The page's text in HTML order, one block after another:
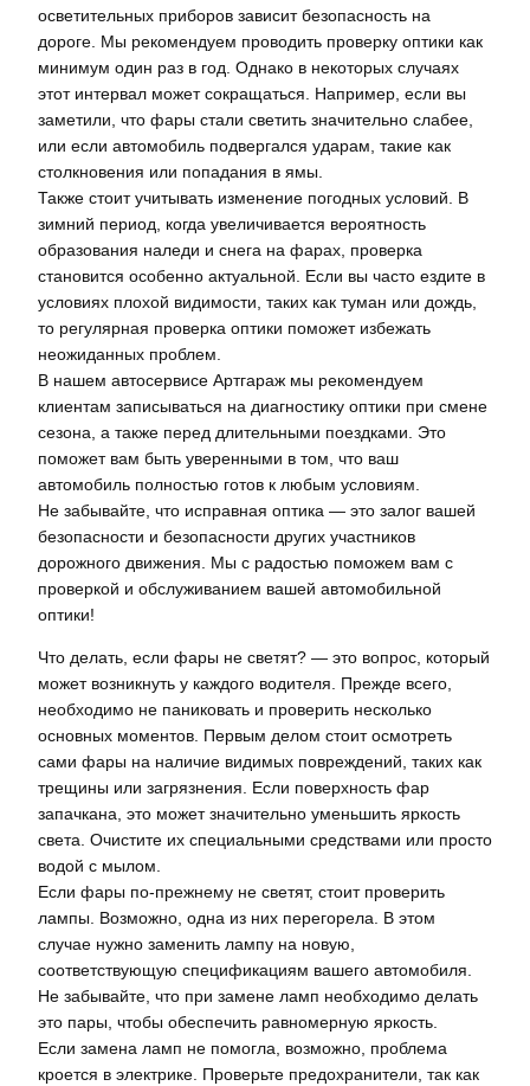
осветительных приборов зависит безопасность на
дороге. Мы рекомендуем проводить проверку оптики как
минимум один раз в год. Однако в некоторых случаях
этот интервал может сокращаться. Например, если вы
заметили, что фары стали светить значительно слабее,
или если автомобиль подвергался ударам, такие как
столкновения или попадания в ямы.
Также стоит учитывать изменение погодных условий. В
зимний период, когда увеличивается вероятность
образования наледи и снега на фарах, проверка
становится особенно актуальной. Если вы часто ездите в
условиях плохой видимости, таких как туман или дождь,
то регулярная проверка оптики поможет избежать
неожиданных проблем.
В нашем автосервисе Артгараж мы рекомендуем
клиентам записываться на диагностику оптики при смене
сезона, а также перед длительными поездками. Это
поможет вам быть уверенными в том, что ваш
автомобиль полностью готов к любым условиям.
Не забывайте, что исправная оптика — это залог вашей
безопасности и безопасности других участников
дорожного движения. Мы с радостью поможем вам с
проверкой и обслуживанием вашей автомобильной
оптики!
Что делать, если фары не светят? — это вопрос, который
может возникнуть у каждого водителя. Прежде всего,
необходимо не паниковать и проверить несколько
основных моментов. Первым делом стоит осмотреть
сами фары на наличие видимых повреждений, таких как
трещины или загрязнения. Если поверхность фар
запачкана, это может значительно уменьшить яркость
света. Очистите их специальными средствами или просто
водой с мылом.
Если фары по-прежнему не светят, стоит проверить
лампы. Возможно, одна из них перегорела. В этом
случае нужно заменить лампу на новую,
соответствующую спецификациям вашего автомобиля.
Не забывайте, что при замене ламп необходимо делать
это пары, чтобы обеспечить равномерную яркость.
Если замена ламп не помогла, возможно, проблема
кроется в электрике. Проверьте предохранители, так как